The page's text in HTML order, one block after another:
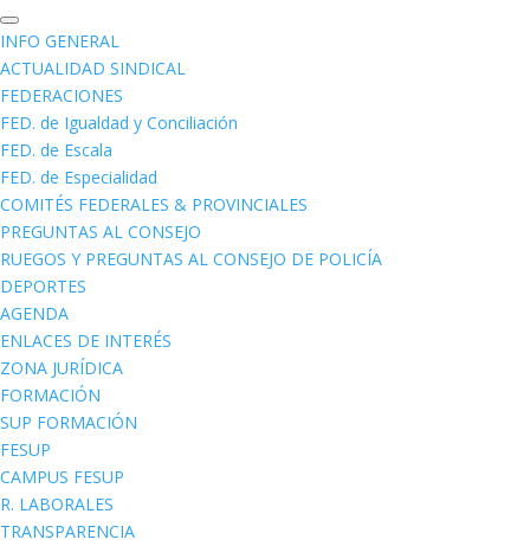
INFO GENERAL
ACTUALIDAD SINDICAL
FEDERACIONES
FED. de Igualdad y Conciliación
FED. de Escala
FED. de Especialidad
COMITÉS FEDERALES & PROVINCIALES
PREGUNTAS AL CONSEJO
RUEGOS Y PREGUNTAS AL CONSEJO DE POLICÍA
DEPORTES
AGENDA
ENLACES DE INTERÉS
ZONA JURÍDICA
FORMACIÓN
SUP FORMACIÓN
FESUP
CAMPUS FESUP
R. LABORALES
TRANSPARENCIA